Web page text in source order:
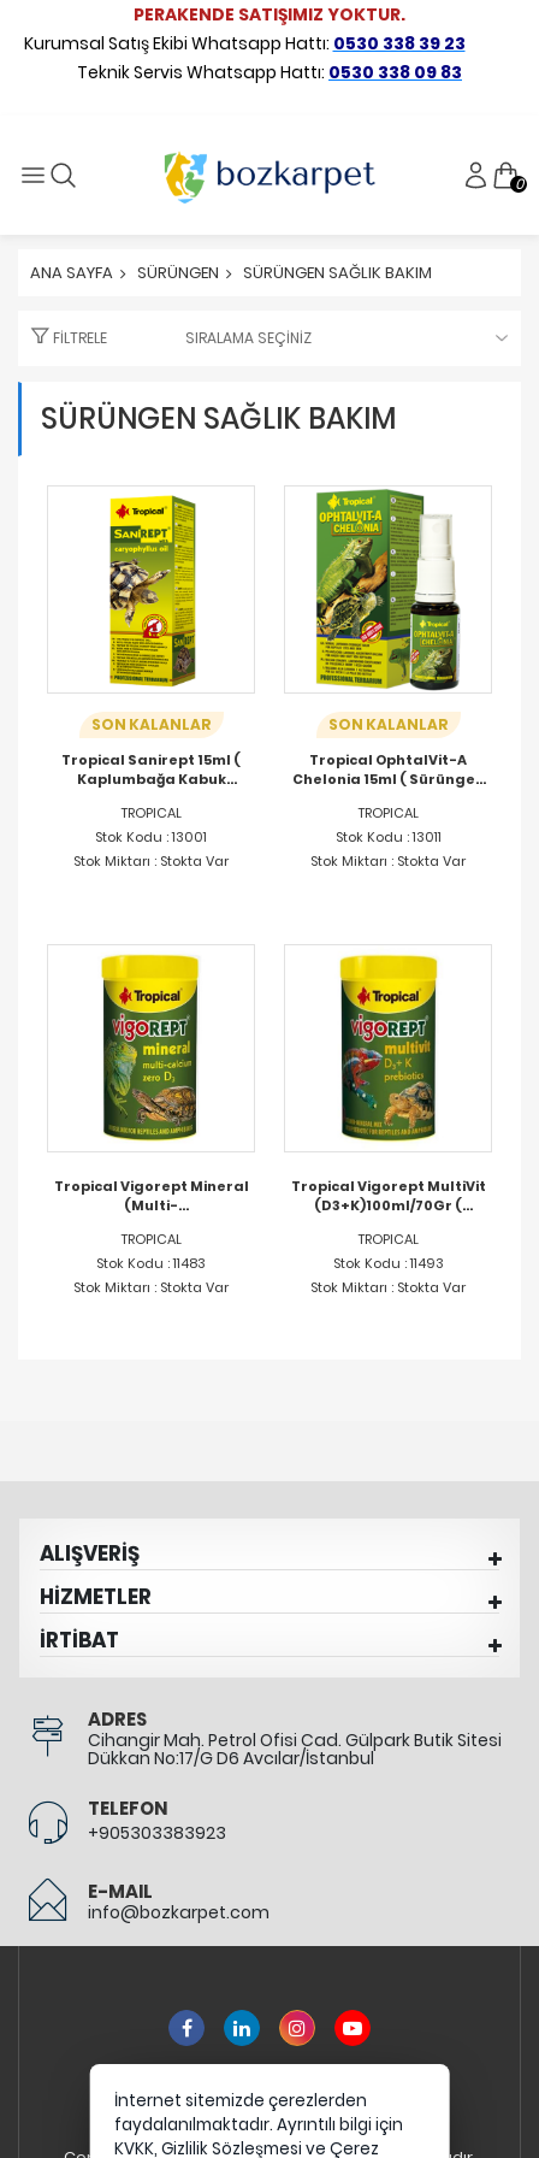
PERAKENDE SATIŞIMIZ YOKTUR.
Kurumsal Satış Ekibi Whatsapp Hattı: 0530 338 39 23
Teknik Servis Whatsapp Hattı: 0530 338 09 83
0
ANA SAYFA SÜRÜNGEN SÜRÜNGEN SAĞLIK BAKIM
FILTRELE
SÜRÜNGEN SAĞLIK BAKIM
SON KALANLAR
Tropical Sanirept 15ml (
Kaplumbağa Kabuk
TROPICAL
Stok Kodu : 13001
Stok Miktarı : Stokta Var
SON KALANLAR
Tropical OphtalVit-A
Chelonia 15ml ( Sürüngen
TROPICAL
Stok Kodu : 13011
Stok Miktarı : Stokta Var
Tropical Vigorept Mineral
(Multi-
Sürüngen Mineral
Takviyesi )
TROPICAL
Stok Kodu : 11483
Stok Miktarı : Stokta Var
Tropical Vigorept MultiVit
(D3+K)100ml/70Gr (
Takviyesi )
TROPICAL
Stok Kodu : 11493
Stok Miktarı : Stokta Var
ALIŞVERİŞ
HİZMETLER
İRTİBAT
ADRES
Cihangir Mah. Petrol Ofisi Cad. Gülpark Butik Sitesi
Dükkan No:17/G D6 Avcılar/İstanbul
TELEFON
+905303383923
E-MAIL
info@bozkarpet.com
İnternet sitemizde çerezlerden
faydalanılmaktadır. Ayrıntılı bilgi için
KVKK, Gizlilik Sözleşmesi ve Çerez